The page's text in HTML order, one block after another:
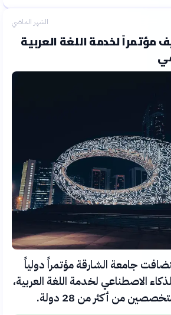
الشهر الماضي
لخدمة اللغة العربية
2026، استضافت جامعة الشارقة مؤتمراً دولياً
الاصطناعي لخدمة اللغة العربية،
من أكثر من 28 دولة.